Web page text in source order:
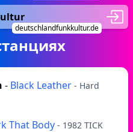
deutschlandfunkkultur.de
- Black Leather - Hard
That Body - 1982 TICK